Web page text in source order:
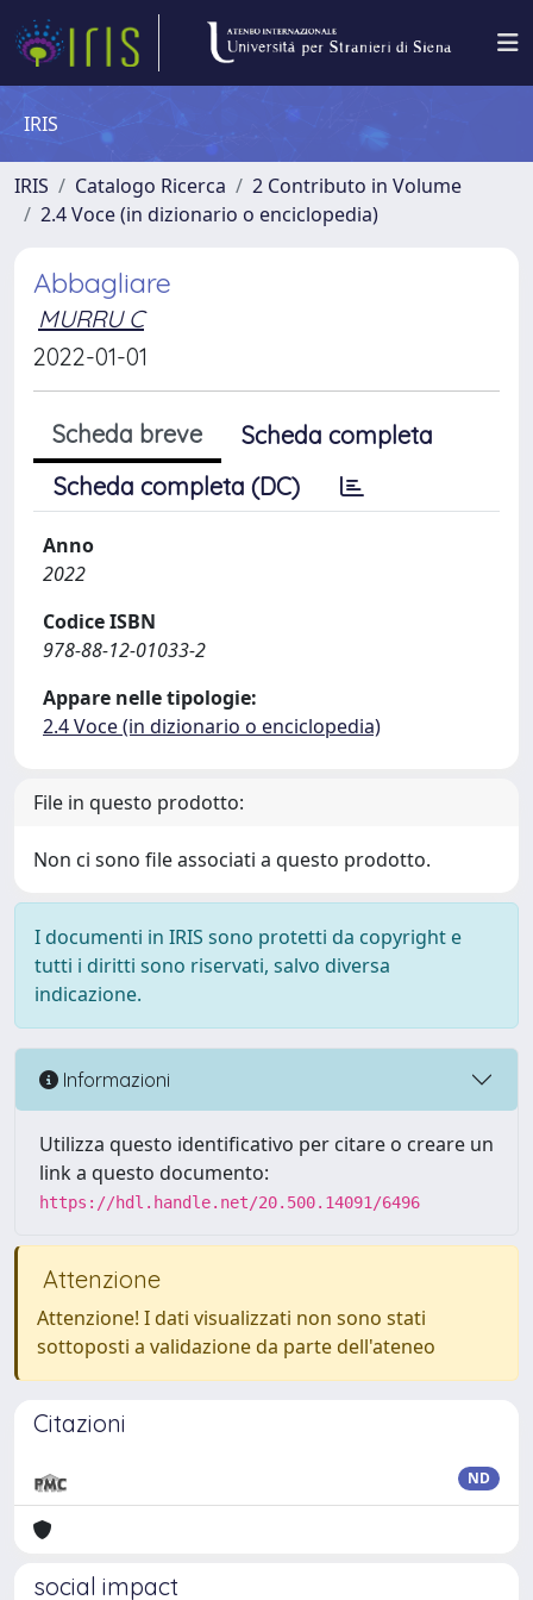
IRIS
IRIS Catalogo Ricerca
2 Contributo in Volume
2.4 Voce (in dizionario o enciclopedia)
Abbagliare
MURRU C
2022-01-01
Scheda breve
Scheda completa
Scheda completa (DC)
Anno
2022
Codice ISBN
978-88-12-01033-2
Appare nelle tipologie:
2.4 Voce (in dizionario o enciclopedia)
File in questo prodotto:
Non ci sono file associati a questo prodotto.
I documenti in IRIS sono protetti da copyright e
tutti i diritti sono riservati, salvo diversa
indicazione.
Informazioni
Utilizza questo identificativo per citare o creare un
link a questo documento:
https://hdl.handle.net/20.500.14091/6496
Attenzione
Attenzione! I dati visualizzati non sono stati
sottoposti a validazione da parte dell'ateneo
Citazioni
ND
social impact